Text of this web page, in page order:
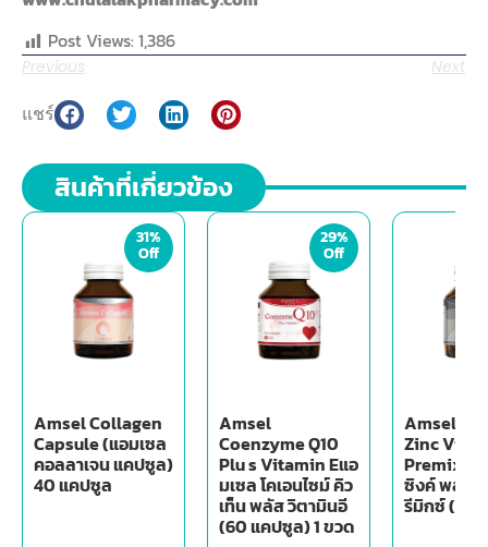
Post Views: 1,386
Previous Next
แชร์
สินค้าที่เกี่ยวข้อง
Amsel Collagen
Capsule (แอมเซล
คอลลาเจน แคปซูล)
40 แคปซูล
31%
Off
Amsel
Coenzyme Q10
Plu s Vitamin Eแอ
มเซล โคเอนไซม์ คิว
เท็น พลัส วิตามินอี
(60 แคปซูล) 1 ขวด
29%
Off
Amsel แอ
Zinc
Premix แ
ซิงค์ พลัส
รีมิกซ์ (30